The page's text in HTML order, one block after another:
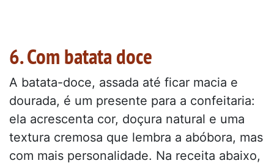
6. Com batata doce
A batata-doce, assada até ficar macia e
dourada, é um presente para a confeitaria:
ela acrescenta cor, doçura natural e uma
textura cremosa que lembra a abóbora, mas
com mais personalidade. Na receita abaixo,